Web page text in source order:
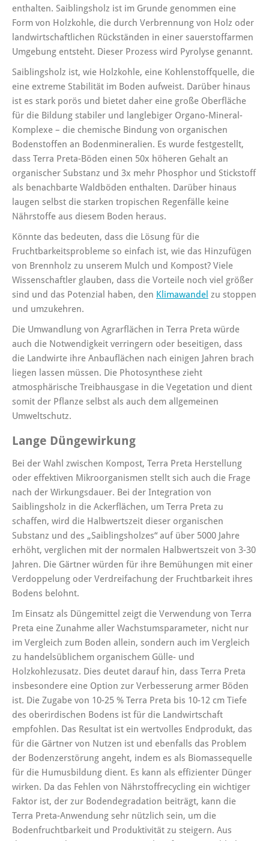
enthalten. Saiblingsholz ist im Grunde genommen eine
Form von Holzkohle, die durch Verbrennung von Holz oder
landwirtschaftlichen Rückständen in einer sauerstoffarmen
Umgebung entsteht. Dieser Prozess wird Pyrolyse genannt.
Saiblingsholz ist, wie Holzkohle, eine Kohlenstoffquelle, die
eine extreme Stabilität im Boden aufweist. Darüber hinaus
ist es stark porös und bietet daher eine große Oberfläche
für die Bildung stabiler und langlebiger Organo-Mineral-
Komplexe – die chemische Bindung von organischen
Bodenstoffen an Bodenmineralien. Es wurde festgestellt,
dass Terra Preta-Böden einen 50x höheren Gehalt an
organischer Substanz und 3x mehr Phosphor und Stickstoff
als benachbarte Waldböden enthalten. Darüber hinaus
laugen selbst die starken tropischen Regenfälle keine
Nährstoffe aus diesem Boden heraus.
Könnte das bedeuten, dass die Lösung für die
Fruchtbarkeitsprobleme so einfach ist, wie das Hinzufügen
von Brennholz zu unserem Mulch und Kompost? Viele
Wissenschaftler glauben, dass die Vorteile noch viel größer
sind und das Potenzial haben, den Klimawandel zu stoppen
und umzukehren.
Die Umwandlung von Agrarflächen in Terra Preta würde
auch die Notwendigkeit verringern oder beseitigen, dass
die Landwirte ihre Anbauflächen nach einigen Jahren brach
liegen lassen müssen. Die Photosynthese zieht
atmosphärische Treibhausgase in die Vegetation und dient
somit der Pflanze selbst als auch dem allgemeinen
Umweltschutz.
Lange Düngewirkung
Bei der Wahl zwischen Kompost, Terra Preta Herstellung
oder effektiven Mikroorganismen stellt sich auch die Frage
nach der Wirkungsdauer. Bei der Integration von
Saiblingsholz in die Ackerflächen, um Terra Preta zu
schaffen, wird die Halbwertszeit dieser organischen
Substanz und des „Saiblingsholzes“ auf über 5000 Jahre
erhöht, verglichen mit der normalen Halbwertszeit von 3-30
Jahren. Die Gärtner würden für ihre Bemühungen mit einer
Verdoppelung oder Verdreifachung der Fruchtbarkeit ihres
Bodens belohnt.
Im Einsatz als Düngemittel zeigt die Verwendung von Terra
Preta eine Zunahme aller Wachstumsparameter, nicht nur
im Vergleich zum Boden allein, sondern auch im Vergleich
zu handelsüblichem organischem Gülle- und
Holzkohlezusatz. Dies deutet darauf hin, dass Terra Preta
insbesondere eine Option zur Verbesserung armer Böden
ist. Die Zugabe von 10-25 % Terra Preta bis 10-12 cm Tiefe
des oberirdischen Bodens ist für die Landwirtschaft
empfohlen. Das Resultat ist ein wertvolles Endprodukt, das
für die Gärtner von Nutzen ist und ebenfalls das Problem
der Bodenzerstörung angeht, indem es als Biomassequelle
für die Humusbildung dient. Es kann als effizienter Dünger
wirken. Da das Fehlen von Nährstoffrecycling ein wichtiger
Faktor ist, der zur Bodendegradation beiträgt, kann die
Terra Preta-Anwendung sehr nützlich sein, um die
Bodenfruchtbarkeit und Produktivität zu steigern. Aus